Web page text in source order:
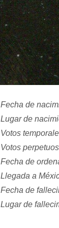
Fecha de
Lugar de
Votos
Votos
Fecha de
Llegada a
Fecha de
Lugar de